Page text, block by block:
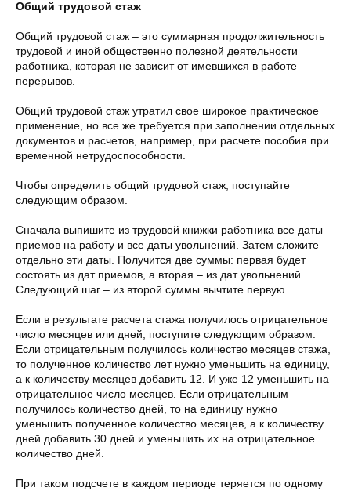
Общий трудовой стаж
Общий трудовой стаж – это суммарная продолжительность
трудовой и иной общественно полезной деятельности
работника, которая не зависит от имевшихся в работе
перерывов.
Общий трудовой стаж утратил свое широкое практическое
применение, но все же требуется при заполнении отдельных
документов и расчетов, например, при расчете пособия при
временной нетрудоспособности.
Чтобы определить общий трудовой стаж, поступайте
следующим образом.
Сначала выпишите из трудовой книжки работника все даты
приемов на работу и все даты увольнений. Затем сложите
отдельно эти даты. Получится две суммы: первая будет
состоять из дат приемов, а вторая – из дат увольнений.
Следующий шаг – из второй суммы вычтите первую.
Если в результате расчета стажа получилось отрицательное
число месяцев или дней, поступите следующим образом.
Если отрицательным получилось количество месяцев стажа,
то полученное количество лет нужно уменьшить на единицу,
а к количеству месяцев добавить 12. И уже 12 уменьшить на
отрицательное число месяцев. Если отрицательным
получилось количество дней, то на единицу нужно
уменьшить полученное количество месяцев, а к количеству
дней добавить 30 дней и уменьшить их на отрицательное
количество дней.
При таком подсчете в каждом периоде теряется по одному